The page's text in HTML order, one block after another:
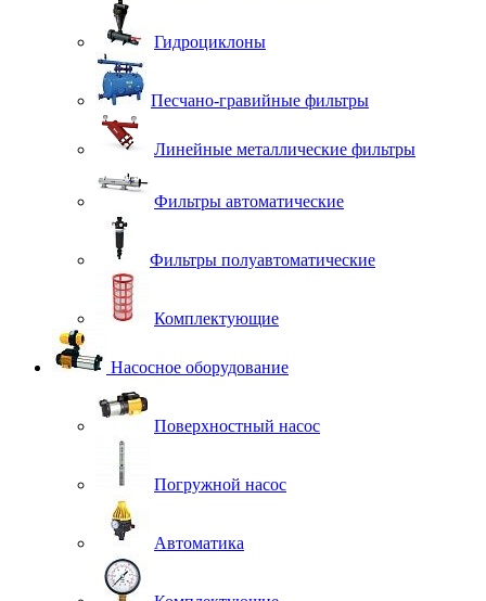
Гидроциклоны
Песчано-гравийные фильтры
Линейные металлические фильтры
Фильтры автоматические
Фильтры полуавтоматические
Комплектующие
Насосное оборудование
Поверхностный насос
Погружной насос
Автоматика